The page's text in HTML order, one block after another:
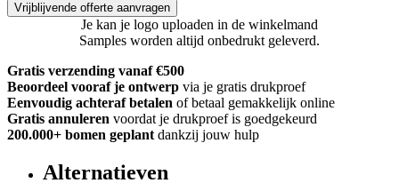
Vrijblijvende offerte aanvragen
Je kan je logo uploaden in de winkelmand
Samples worden altijd onbedrukt geleverd.
Gratis verzending vanaf €500
Beoordeel vooraf je ontwerp via je gratis drukproef
Eenvoudig achteraf betalen of betaal gemakkelijk online
Gratis annuleren voordat je drukproef is goedgekeurd
200.000+ bomen geplant dankzij jouw hulp
Alternatieven